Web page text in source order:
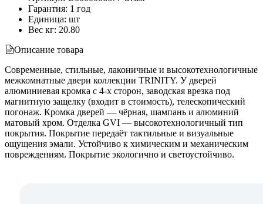
Гарантия: 1 год
Единица: шт
Вес кг: 20.80
Описание товара
Современные, стильные, лаконичные и высокотехнологичные
межкомнатные двери коллекции TRINITY. У дверей
алюминиевая кромка с 4-х сторон, заводская врезка под
магнитную защелку (входит в стоимость), телескопический
погонаж. Кромка дверей — чёрная, шампань и алюминий
матовый хром. Отделка GVI — высокотехнологичный тип
покрытия. Покрытие передаёт тактильные и визуальные
ощущения эмали. Устойчиво к химическим и механическим
повреждениям. Покрытие экологично и светоустойчиво.